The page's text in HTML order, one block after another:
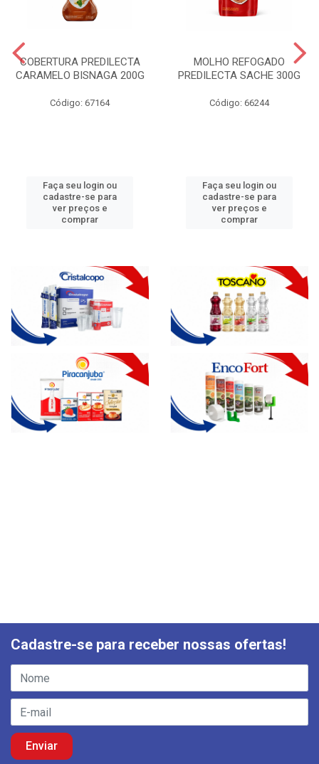
COBERTURA PREDILECTA
CARAMELO BISNAGA 200G
Código: 67164
Faça seu login ou
cadastre-se para
ver preços e
comprar
MOLHO REFOGADO
PREDILECTA SACHE 300G
Código: 66244
Faça seu login ou
cadastre-se para
ver preços e
comprar
Cadastre-se para receber nossas ofertas!